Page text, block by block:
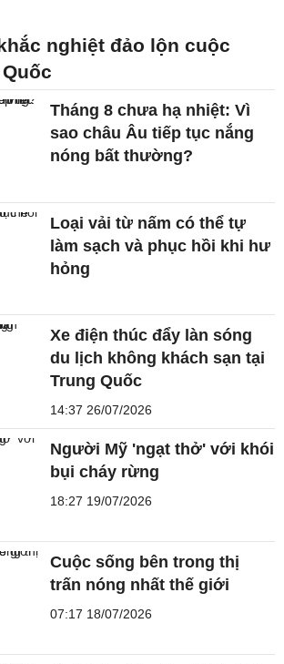
nghiệt đảo lộn cuộc
Tháng 8 chưa hạ nhiệt: Vì
sao châu Âu tiếp tục nắng
nóng bất thường?
Loại vải từ nấm có thể tự
làm sạch và phục hồi khi hư
hỏng
Xe điện thúc đẩy làn sóng
du lịch không khách sạn tại
Trung Quốc
14:37 26/07/2026
Người Mỹ 'ngạt thở' với khói
bụi cháy rừng
18:27 19/07/2026
Cuộc sống bên trong thị
trấn nóng nhất thế giới
07:17 18/07/2026